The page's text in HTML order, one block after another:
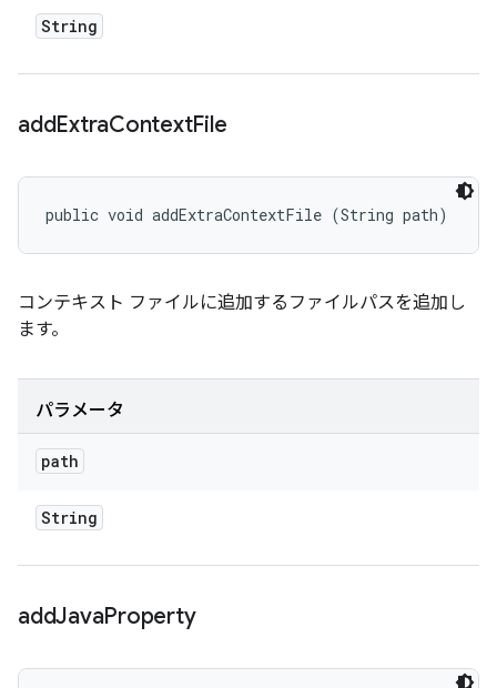
String
addExtraContextFile
public void addExtraContextFile (String path)
コンテキスト ファイルに追加するファイルパスを追加し
ます。
パラメータ
path
String
addJavaProperty